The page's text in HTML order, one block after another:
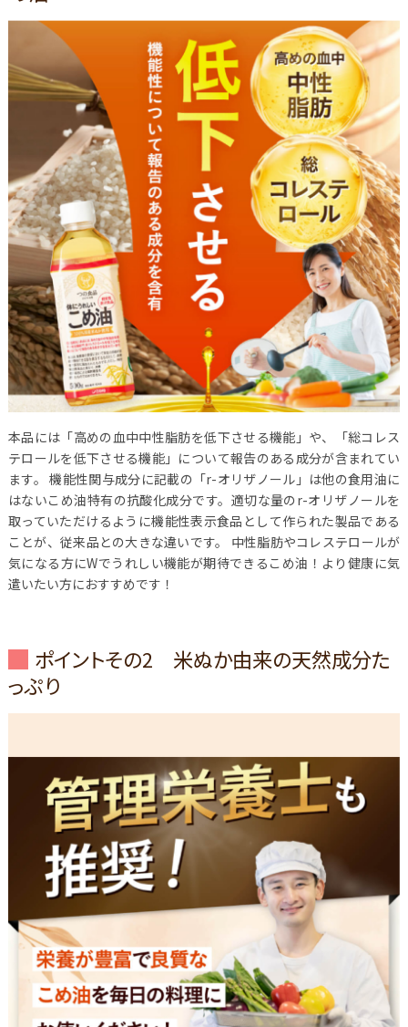
本品には「高めの血中中性脂肪を低下させる機能」や、「総コレス
テロールを低下させる機能」について報告のある成分が含まれてい
ます。 機能性関与成分に記載の「r-オリザノール」は他の食用油に
はないこめ油特有の抗酸化成分です。 適切な量のr-オリザノールを
取っていただけるように機能性表示食品として作られた製品である
ことが、従来品との大きな違いです。
中性脂肪やコレステロールが
気になる方にWでうれしい機能が期待できるこめ油！より健康に気
遣いたい方におすすめです！
ポイントその2 米ぬか由来の天然成分た
っぷり